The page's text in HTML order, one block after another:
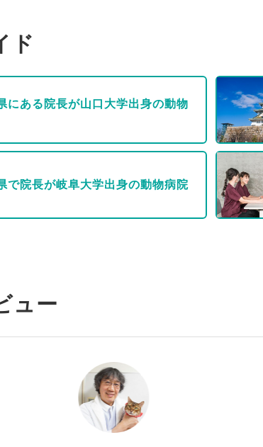
ド
にある院長が山口大学出身の動物
で院長が岐阜大学出身の動物病院
ュー